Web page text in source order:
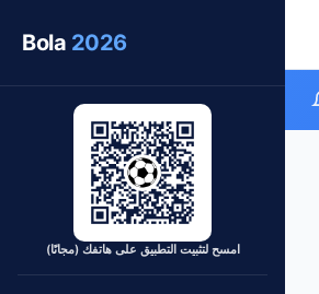
Bola 2026
امسح لتثبيت التطبيق على هاتفك (مجانًا)